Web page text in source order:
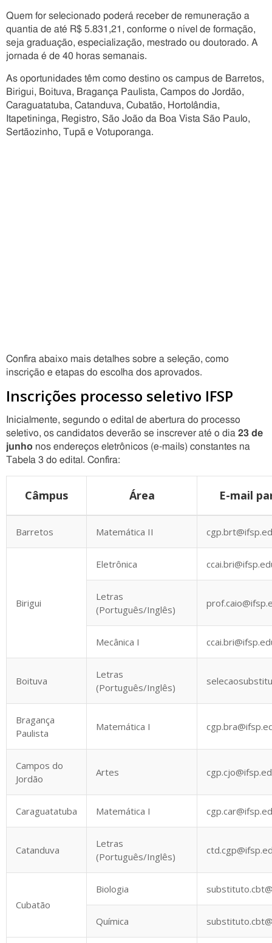
Quem for selecionado poderá receber de remuneração a
quantia de até R$ 5.831,21, conforme o nível de formação,
seja graduação, especialização, mestrado ou doutorado. A
jornada é de 40 horas semanais.
As oportunidades têm como destino os campus de Barretos,
Birigui, Boituva, Bragança Paulista, Campos do Jordão,
Caraguatatuba, Catanduva, Cubatão, Hortolândia,
Itapetininga, Registro, São João da Boa Vista São Paulo,
Sertãozinho, Tupã e Votuporanga.
Confira abaixo mais detalhes sobre a seleção, como
inscrição e etapas do escolha dos aprovados.
Inscrições processo seletivo IFSP
Inicialmente, segundo o edital de abertura do processo
seletivo, os candidatos deverão se inscrever até o dia 23 de
junho nos endereços eletrônicos (e-mails) constantes na
Tabela 3 do edital. Confira:
Câmpus Área E-mail
Barretos Matemática II
Birigui
Eletrônica
Letras
(Português/Inglês)
Mecânica I
Boituva
Letras
(Português/Inglês)
Bragança
Paulista
Matemática I
Campos do
Jordão
Artes
Caraguatatuba Matemática I
Catanduva
Letras
(Português/Inglês)
Cubatão
Biologia
Química